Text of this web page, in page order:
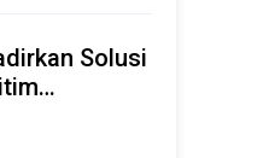
Solusi
AI &